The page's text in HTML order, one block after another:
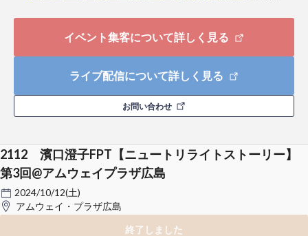
イベント集客について詳しく見る
ライブ配信について詳しく見る
お問い合わせ
2112 濱口澄子FPT【ニュートリライトストーリー】
第3回@アムウェイプラザ広島
2024/10/12(土)
アムウェイ・プラザ広島
終了しました